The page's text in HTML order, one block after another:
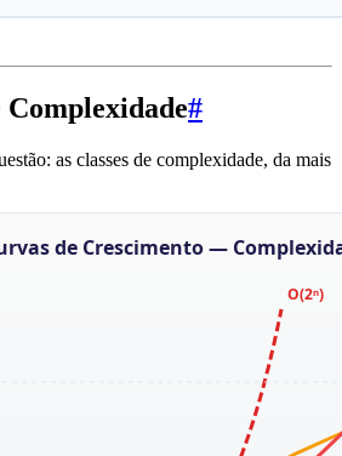
Complexidade#
as classes de complexidade, da mais